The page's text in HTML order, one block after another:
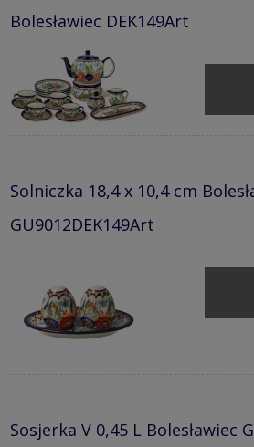
Bolesławiec DEK149Art
Solniczka 18,4 x 10,4 cm
GU9012DEK149Art
Sosjerka V 0,45 L Bolesławiec